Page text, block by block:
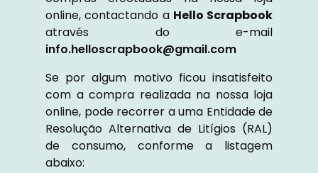
online, contactando a Hello Scrapbook
através do e-mail
info.helloscrapbook@gmail.com
Se por algum motivo ficou insatisfeito
com a compra realizada na nossa loja
online, pode recorrer a uma Entidade de
Resolução Alternativa de Litígios (RAL)
de consumo, conforme a listagem
abaixo: